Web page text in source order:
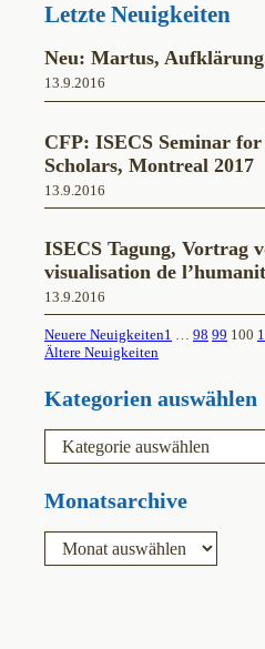
Letzte Neuigkeiten
Neu: Martus,
13.9.2016
CFP: ISECS Seminar
Scholars, Montreal 2017
13.9.2016
ISECS Tagung, Vortrag
visualisation de
13.9.2016
Neuere Neuigkeiten1 … 98 99 100
Ältere Neuigkeiten
Kategorien auswählen
e
g
i
Monatsarchive